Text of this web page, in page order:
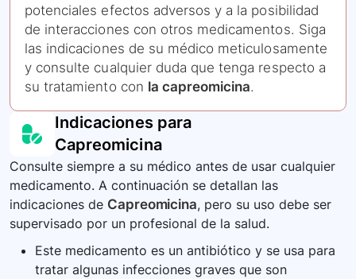
potenciales efectos adversos y a la posibilidad
de interacciones con otros medicamentos. Siga
las indicaciones de su médico meticulosamente
y consulte cualquier duda que tenga respecto a
su tratamiento con la capreomicina.
Indicaciones para
Capreomicina
Consulte siempre a su médico antes de usar cualquier
medicamento. A continuación se detallan las
indicaciones de Capreomicina, pero su uso debe ser
supervisado por un profesional de la salud.
Este medicamento es un antibiótico y se usa para
tratar algunas infecciones graves que son